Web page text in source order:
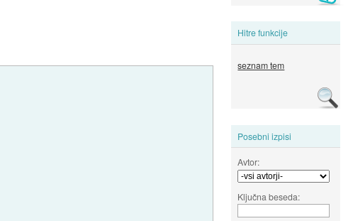
Hitre funkcije
seznam tem
Posebni izpisi
Avtor:
Ključna beseda: